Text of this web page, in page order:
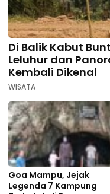
Di Balik Kabut
Leluhur dan
Kembali Dikenal
WISATA
Goa Mampu, Jejak
Legenda 7 Kampung